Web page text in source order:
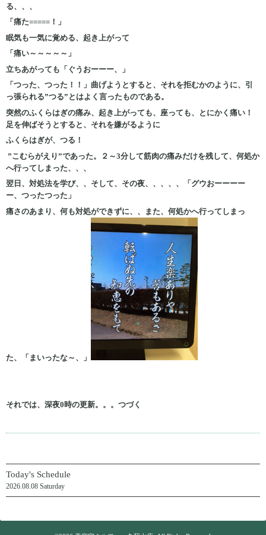
る、、、
「痛た=====！」
眠気も一気に覚める、起き上がって
「痛い～～～～～」
立ちあがっても「ぐうおーーー、」
「つった、つった！！」曲げようとすると、それを拒むかのように、引
っ張られる”つる”とはよく言ったものである。
突然のふくらはぎの痛み、起き上がっても、座っても、とにかく痛い！
足を伸ばそうとすると、それを嫌がるように
ふくらはぎが、つる！
”こむらがえり”であった。２～3分して筋肉の痛みだけを残して、何処か
へ行ってしまった、、、
翌日、対処法を学び、、そして、その夜、、、、、「グウおーーーー
ー、つったつった」
痛さのあまり、何も対処ができずに、、また、何処かへ行ってしまっ
た、「まいったな～、」
それでは、深夜0時の更新。。。つづく
Today's Schedule
2026.08.08 Saturday